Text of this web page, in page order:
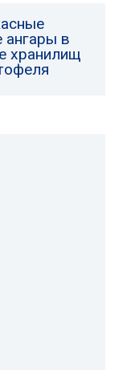
ангары в
хранилищ